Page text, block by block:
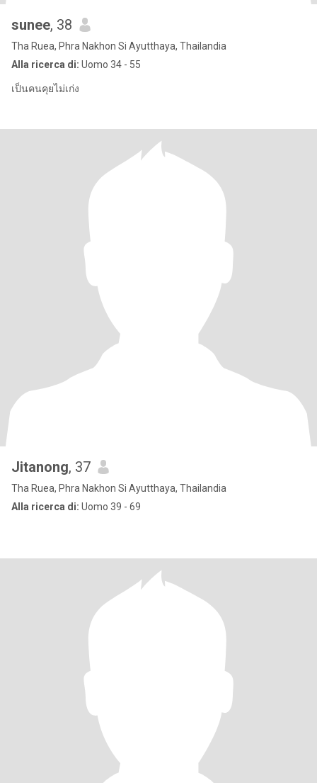
sunee, 38
Tha Ruea, Phra Nakhon Si Ayutthaya, Thailandia
Alla ricerca di: Uomo 34 - 55
เป็นคนคุยไม่เก่ง
Jitanong, 37
Tha Ruea, Phra Nakhon Si Ayutthaya, Thailandia
Alla ricerca di: Uomo 39 - 69